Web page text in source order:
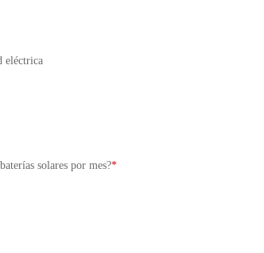
eléctrica
solares por mes?*